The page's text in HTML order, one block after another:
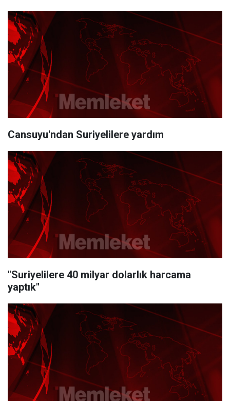
Cansuyu'ndan Suriyelilere yardım
"Suriyelilere 40 milyar dolarlık harcama
yaptık"